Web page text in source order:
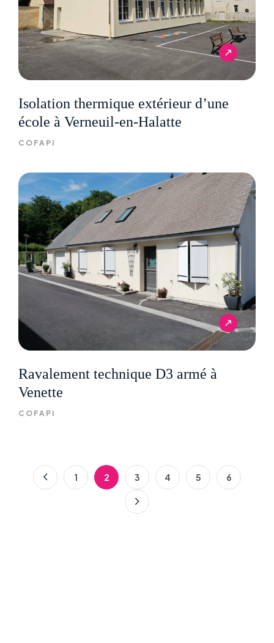
Isolation thermique extérieur d’une
école à Verneuil-en-Halatte
COFAPI
Ravalement technique D3 armé à
Venette
COFAPI
1 2 3 4 5 6